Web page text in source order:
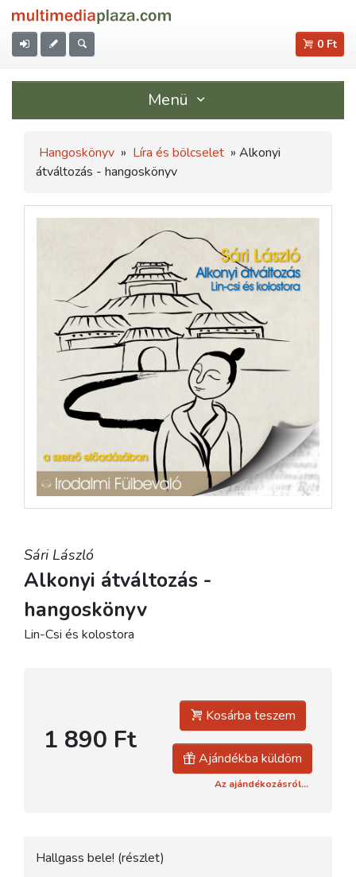
0 Ft
Menü
Hangoskönyv » Líra és bölcselet » Alkonyi
átváltozás - hangoskönyv
Sári László
Alkonyi átváltozás -
hangoskönyv
Lin-Csi és kolostora
1 890 Ft
Kosárba teszem
Ajándékba küldöm
Az ajándékozásról...
Hallgass bele! (részlet)